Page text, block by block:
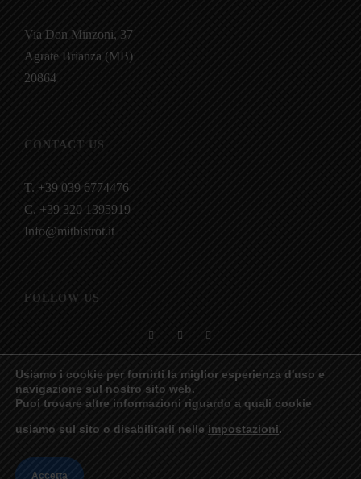
Via Don Minzoni, 37
Agrate Brianza (MB)
20864
CONTACT US
T. +39 039 6774476
C. +39 320 1395919
Info@mitbistrot.it
FOLLOW US
Usiamo i cookie per fornirti la miglior esperienza d'uso e
navigazione sul nostro sito web.
Puoi trovare altre informazioni riguardo a quali cookie
usiamo sul sito o disabilitarli nelle impostazioni.
Accetta